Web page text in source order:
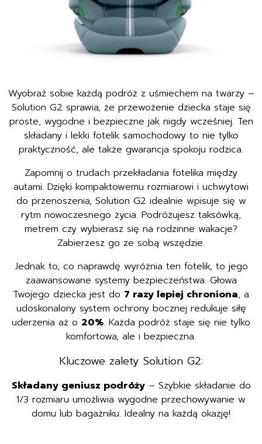
Wyobraź sobie każdą podróż z uśmiechem na twarzy –
Solution G2 sprawia, że przewożenie dziecka staje się
proste, wygodne i bezpieczne jak nigdy wcześniej. Ten
składany i lekki fotelik samochodowy to nie tylko
praktyczność, ale także gwarancja spokoju rodzica.
Zapomnij o trudach przekładania fotelika między
autami. Dzięki kompaktowemu rozmiarowi i uchwytowi
do przenoszenia, Solution G2 idealnie wpisuje się w
rytm nowoczesnego życia. Podróżujesz taksówką,
metrem czy wybierasz się na rodzinne wakacje?
Zabierzesz go ze sobą wszędzie.
Jednak to, co naprawdę wyróżnia ten fotelik, to jego
zaawansowane systemy bezpieczeństwa. Głowa
Twojego dziecka jest do 7 razy lepiej chroniona, a
udoskonalony system ochrony bocznej redukuje siłę
uderzenia aż o 20%. Każda podróż staje się nie tylko
komfortowa, ale i bezpieczna.
Kluczowe zalety Solution G2:
Składany geniusz podróży– Szybkie składanie do
1/3 rozmiaru umożliwia wygodne przechowywanie w
domu lub bagażniku. Idealny na każdą okazję!